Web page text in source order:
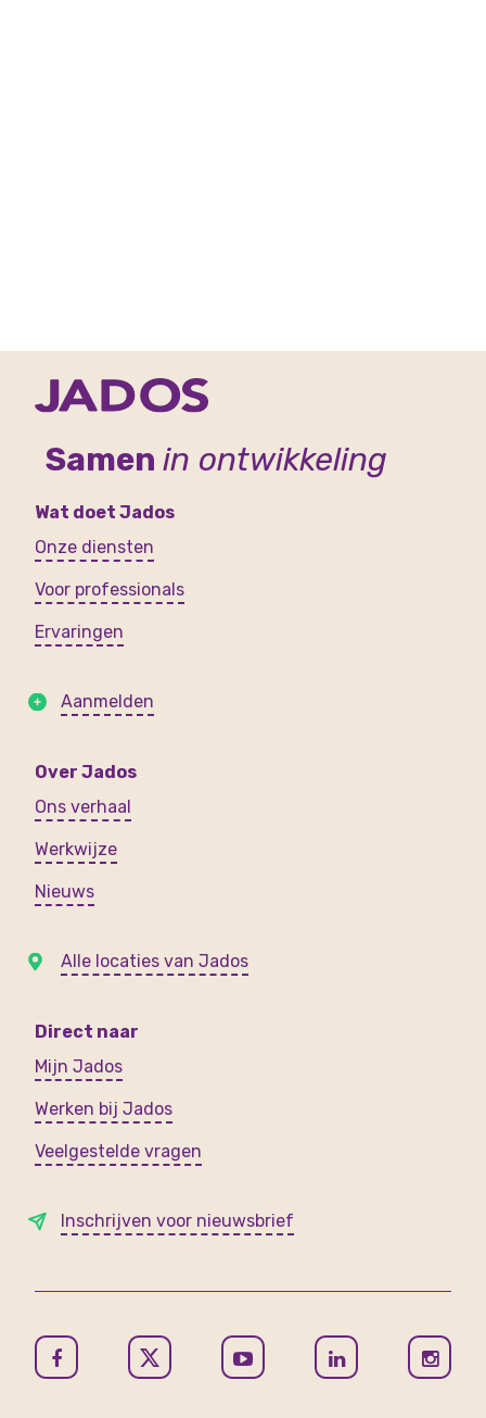
Samen in ontwikkeling
Wat doet Jados
Onze diensten
Voor professionals
Ervaringen
Aanmelden
Over Jados
Ons verhaal
Werkwijze
Nieuws
Alle locaties van Jados
Direct naar
Mijn Jados
Werken bij Jados
Veelgestelde vragen
Inschrijven voor nieuwsbrief